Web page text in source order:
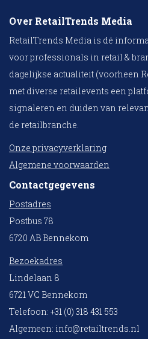
Over RetailTrends Media
RetailTrends Media is dé
voor professionals in retail &
dagelijkse actualiteit (voorheen
met diverse retailevents een
signaleren en duiden van
de retailbranche.
Onze privacyverklaring
Algemene voorwaarden
Contactgegevens
Postadres
Postbus 78
6720 AB Bennekom
Bezoekadres
Lindelaan 8
6721 VC Bennekom
Telefoon: +31 (0) 318 431 553
Algemeen: info@retailtrends.nl